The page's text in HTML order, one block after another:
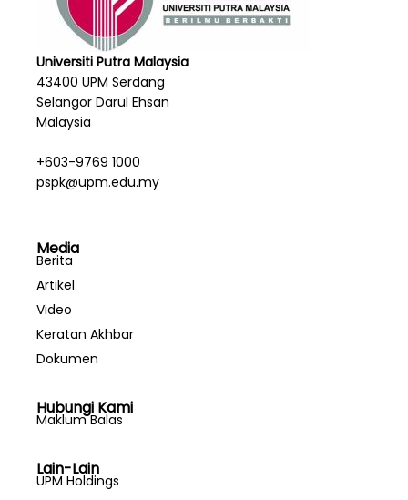
Universiti Putra Malaysia
43400 UPM Serdang
Selangor Darul Ehsan
Malaysia
+603-9769 1000
pspk@upm.edu.my
Media
Berita
Artikel
Video
Keratan Akhbar
Dokumen
Hubungi Kami
Maklum Balas
Lain-Lain
UPM Holdings